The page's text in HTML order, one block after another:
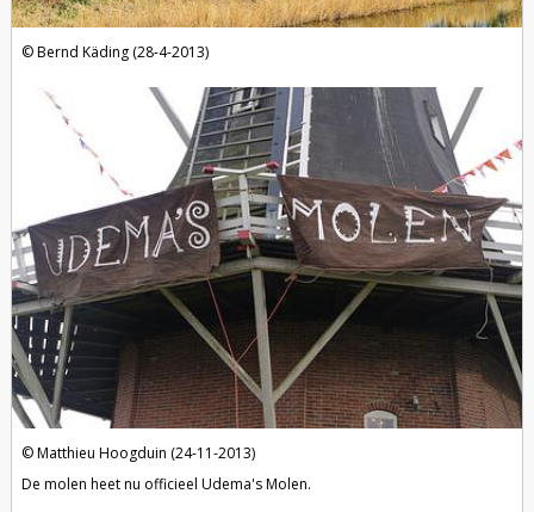
Bernd Käding (28-4-2013)
Matthieu Hoogduin (24-11-2013)
De molen heet nu officieel Udema's Molen.